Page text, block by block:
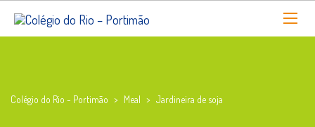
Colégio do Rio - Portimão > Meal > Jardineira de soja